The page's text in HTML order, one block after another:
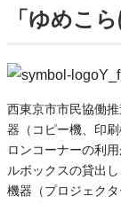
「ゆめこ
西東京市市民協働
器（コピー機、印
ロンコーナーの利
ルボックスの貸出
機器（プロジェク